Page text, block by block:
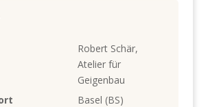
Robert Schär,
Atelier für
Geigenbau
Basel (BS)